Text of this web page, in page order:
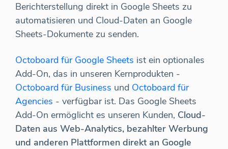
Berichterstellung direkt in Google Sheets zu
automatisieren und Cloud-Daten an Google
Sheets-Dokumente zu senden.
Octoboard für Google Sheets ist ein optionales
Add-On, das in unseren Kernprodukten -
Octoboard für Business und Octoboard für
Agencies - verfügbar ist. Das Google Sheets
Add-On ermöglicht es unseren Kunden, Cloud-
Daten aus Web-Analytics, bezahlter Werbung
und anderen Plattformen direkt an Google